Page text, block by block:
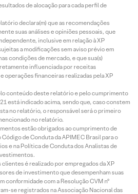
de alocação para cada perfil de
declara(m) que as recomendações
suas análises e opiniões pessoais, que
inclusive em relação à XP
a modificações sem aviso prévio em
condições de mercado, e que sua(s)
influenciada por receitas
operações financeiras realizadas pela XP
conteúdo deste relatório e pelo cumprimento
está indicado acima, sendo que, caso constem
no relatório, o responsável será o primeiro
no relatório.
estão obrigados ao cumprimento de
de Conduta da APIMEC Brasil para o
e na Política de Conduta dos Analistas de
é realizado por empregados da XP
de investimento que desempenham suas
conformidade com a Resolução CVM nº
se registrados na Associação Nacional das